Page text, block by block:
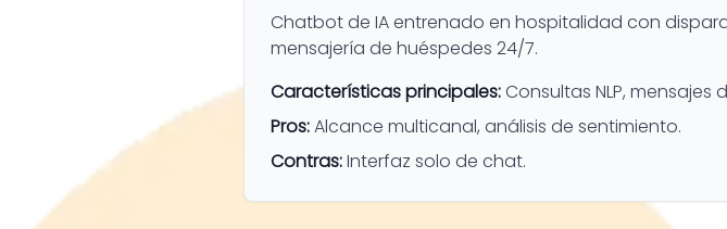
Chatbot de IA entrenado en hospitalidad con
mensajería de huéspedes 24/7.
Características principales:Consultas NLP,
Pros:Alcance multicanal, análisis de sentimiento.
Contras:Interfaz solo de chat.